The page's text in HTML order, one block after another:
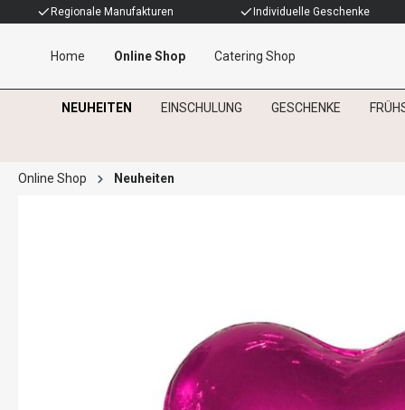
Regionale Manufakturen Individuelle Geschenke
Home Online Shop Catering Shop
NEUHEITEN EINSCHULUNG GESCHENKE
Online Shop Neuheiten